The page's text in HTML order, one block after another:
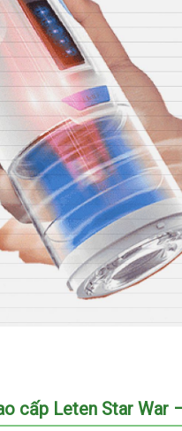
cấp Leten Star War